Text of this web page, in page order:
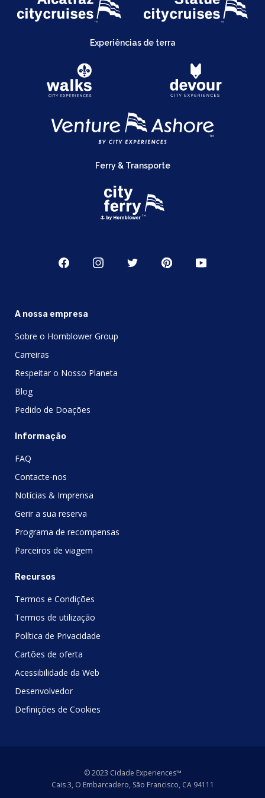
Experiências de terra
Ferry & Transporte
A nossa empresa
Sobre o Hornblower Group
Carreiras
Respeitar o Nosso Planeta
Blog
Pedido de Doações
Informação
FAQ
Contacte-nos
Notícias & Imprensa
Gerir a sua reserva
Programa de recompensas
Parceiros de viagem
Recursos
Termos e Condições
Termos de utilização
Política de Privacidade
Cartões de oferta
Acessibilidade da Web
Desenvolvedor
Definições de Cookies
© 2023 Cidade Experiences™
Cais 3, O Embarcadero, São Francisco, CA 94111